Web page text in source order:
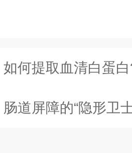
如何提取血清白蛋
肠道屏障的“隐形卫士